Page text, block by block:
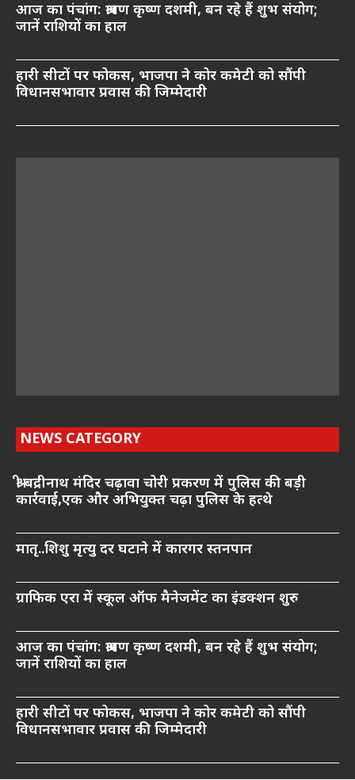
आज का पंचांग: श्रावण कृष्ण दशमी, बन रहे हैं शुभ संयोग;
जानें राशियों का हाल
हारी सीटों पर फोकस, भाजपा ने कोर कमेटी को सौंपी
विधानसभावार प्रवास की जिम्मेदारी
NEWS CATEGORY
श्री बद्रीनाथ मंदिर चढ़ावा चोरी प्रकरण में पुलिस की बड़ी
कार्रवाई,एक और अभियुक्त चढ़ा पुलिस के हत्थे
मातृ..शिशु मृत्यु दर घटाने में कारगर स्तनपान
ग्राफिक एरा में स्कूल ऑफ मैनेजमेंट का इंडक्शन शुरु
आज का पंचांग: श्रावण कृष्ण दशमी, बन रहे हैं शुभ संयोग;
जानें राशियों का हाल
हारी सीटों पर फोकस, भाजपा ने कोर कमेटी को सौंपी
विधानसभावार प्रवास की जिम्मेदारी